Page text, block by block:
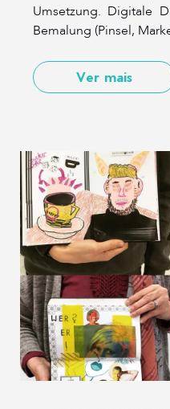
Umsetzung. Digitale
Bemalung (Pinsel,
Ver mais